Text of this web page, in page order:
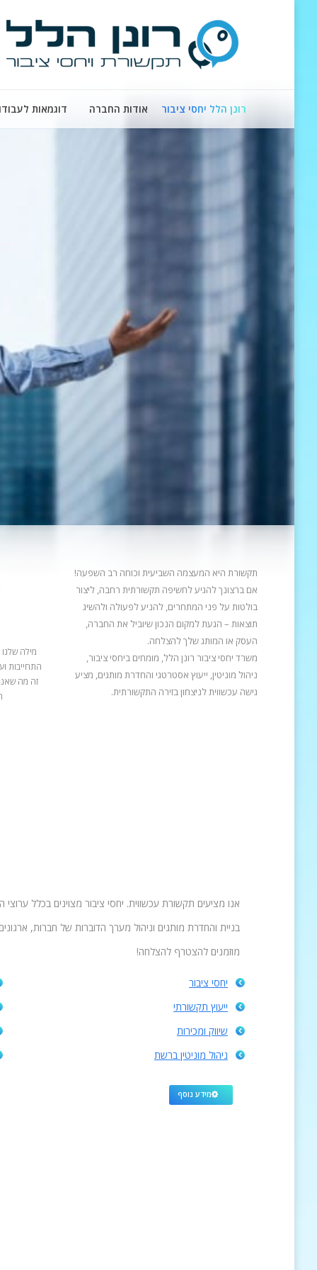
רונן הלל יחסי ציבור אודות החברה דוגמאות
מילה
התחייבות
זה מה
תקשורת היא המעצמה השביעית וכוחה רב השפעה!
אם ברצונך להגיע לחשיפה תקשורתית רחבה, ליצור
בולטות על פני המתחרים, להניעלפעולה ולהשיג
תוצאות – הגעת למקום הנכון שיוביל את החברה,
העסק או המותג שלך להצלחה.
משרד יחסי ציבור רונן הלל, מומחים ביחסי ציבור,
ניהול מוניטין, ייעוץ אסטרטגי והחדרת מותגים, מציע
גישה עכשווית לניצחון בזירה התקשורתית.
אנו מציעים תקשורת עכשווית. יחסי ציבור מצוינים בכלל
בניית והחדרת מותגים וניהול מערך הדוברות של חברות,
מוזמנים להצטרף להצלחה!
יחסי ציבור
ייעוץ תקשורתי
שיווק ומכירות
ניהול מוניטין ברשת
מידע נוסף